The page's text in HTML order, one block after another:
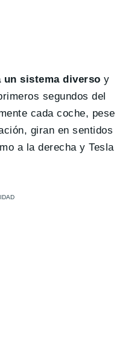
sistema diverso y
segundos del
cada coche, pese
giran en sentidos
a la derecha y Tesla